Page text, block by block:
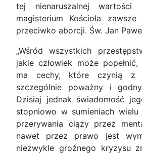
tej nienaruszalnej wartości
magisterium Kościoła zawsze
przeciwko aborcji. Św. Jan
„Wśród wszystkich
jakie człowiek może
ma cechy, które czynią z
szczególnie poważny i
Dzisiaj jednak świadomość
stopniowo w sumieniach
przerywania ciąży przez
nawet przez prawo jest
niezwykle groźnego kryzysu